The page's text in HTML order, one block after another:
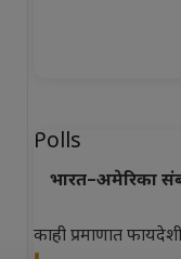
Polls
भारत–अमेरिका
काही प्रमाणात